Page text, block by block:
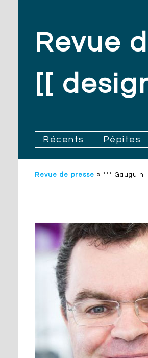
Revue
[[
Récents Pépites
Revue de presse » *** Gauguin